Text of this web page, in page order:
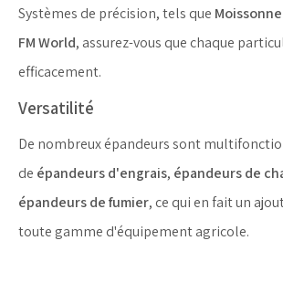
Systèmes de précision, tels que
FM World, assurez-vous que chaque
efficacement.
Versatilité
De nombreux épandeurs sont
de épandeurs d'engrais, épandeurs de
épandeurs de fumier, ce qui en fait un
toute gamme d'équipement agricole.